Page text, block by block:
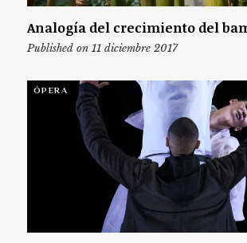
Analogía del crecimiento del
Published on 11 diciembre 2017
ÓPERA